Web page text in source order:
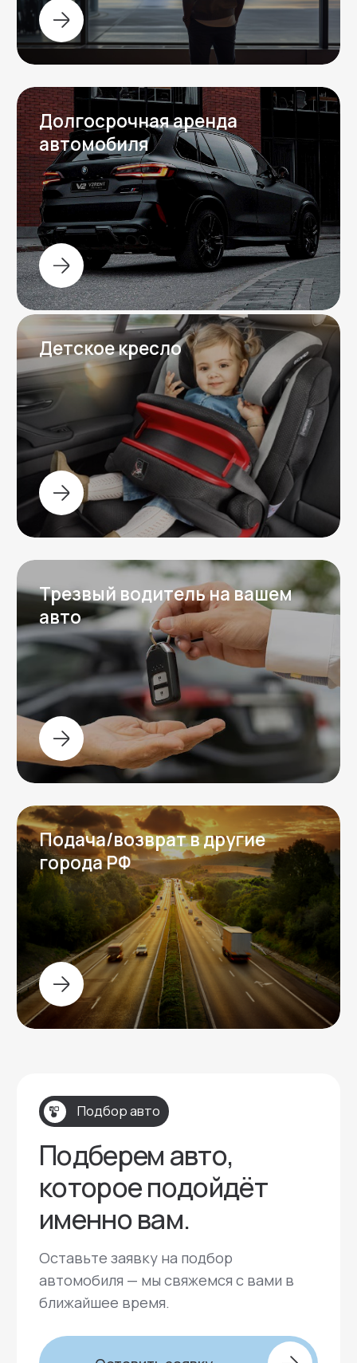
Вопрос-ответ
Отвечаем на частые
вопросы
Напишите нам в любой мессенджер,
ответим на ваши вопросы и обсудим
детали аренды автомобиля.
Написать в
Telegram
Написать в
WhatsApp
Остались вопросы?
Задать вопрос
Телефон:
+7 (996) 704-78-01
Адрес:
Мессенджеры:
Москва, Пресненская набережная 8с1
Контактная информация
Контакты